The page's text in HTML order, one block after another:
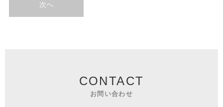
次へ
CONTACT
お問い合わせ